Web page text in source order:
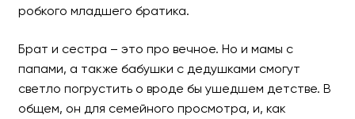
робкого младшего братика.
Брат и сестра – это про вечное. Но и мамы с
папами, а также бабушки с дедушками смогут
светло погрустить о вроде бы ушедшем детстве. В
общем, он для семейного просмотра, и, как